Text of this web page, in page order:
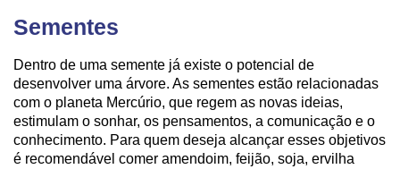
Sementes
Dentro de uma semente já existe o potencial de
desenvolver uma árvore. As sementes estão relacionadas
com o planeta Mercúrio, que regem as novas ideias,
estimulam o sonhar, os pensamentos, a comunicação e o
conhecimento. Para quem deseja alcançar esses objetivos
é recomendável comer amendoim, feijão, soja, ervilha